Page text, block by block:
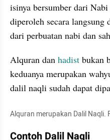
isinya bersumber dari
diperoleh secara
dari perbuatan nabi dan
Alquran dan hadist bukan
keduanya merupakan
Alquran merupakan Dalil Naqli.
Contoh Dalil Naqli